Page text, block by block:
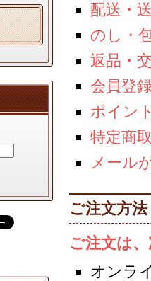
配送・
のし・
返品・
会員登
ポイン
特定商
メール
ご注文方法
ご注文は
オンラ